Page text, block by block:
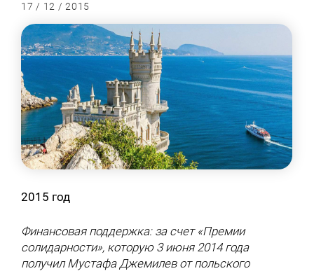
17 / 12 / 2015
2015 год
Финансовая поддержка: за счет «Премии
солидарности», которую 3 июня 2014 года
получил Мустафа Джемилев от польского